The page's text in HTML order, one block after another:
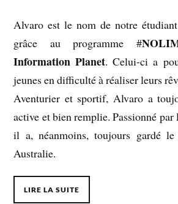
Alvaro est le nom de notre
grâce au programme #
Information Planet. Celui-ci a
jeunes en difficulté à réaliser leurs
Aventurier et sportif, Alvaro a
active et bien remplie. Passionné par
il a, néanmoins, toujours gardé
Australie.
LIRE LA SUITE